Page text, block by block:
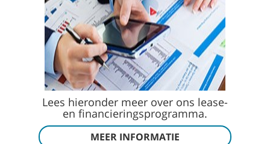
Lees hieronder meer over ons lease-
en financieringsprogramma.
MEER INFORMATIE